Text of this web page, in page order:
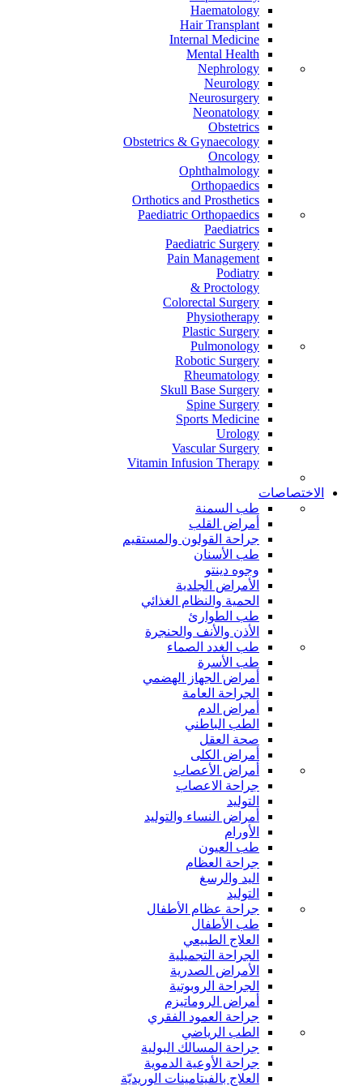
Haematology
Hair Transplant
Internal Medicine
Mental Health
Nephrology
Neurology
Neurosurgery
Neonatology
Obstetrics
Obstetrics & Gynaecology
Oncology
Ophthalmology
Orthopaedics
Orthotics and Prosthetics
Paediatric Orthopaedics
Paediatrics
Paediatric Surgery
Pain Management
Podiatry
Proctology &
Colorectal Surgery
Physiotherapy
Plastic Surgery
Pulmonology
Robotic Surgery
Rheumatology
Skull Base Surgery
Spine Surgery
Sports Medicine
Urology
Vascular Surgery
Vitamin Infusion Therapy
الاختصاصات
طب السمنة
أمراض القلب
جراحة القولون والمستقيم
طب الأسنان
وجوه دينتو
الأمراض الجلدية
الحمية والنظام الغذائي
طب الطوارئ
الأذن والأنف والحنجرة
طب الغدد الصماء
طب الأسرة
أمراض الجهاز الهضمي
الجراحة العامة
أمراض الدم
الطب الباطني
صحة العقل
أمراض الكلى
أمراض الأعصاب
جراحة الاعصاب
التوليد
أمراض النساء والتوليد
الأورام
طب العيون
جراحة العظام
اليد والرسغ
التوليد
جراحة عظام الأطفال
طب الأطفال
العلاج الطبيعي
الجراحة التجميلية
الأمراض الصدرية
الجراحة الروبوتية
أمراض الروماتيزم
جراحة العمود الفقري
الطب الرياضي
جراحة المسالك البولية
جراحة الأوعية الدموية
العلاج بالفيتامينات الوريديّة